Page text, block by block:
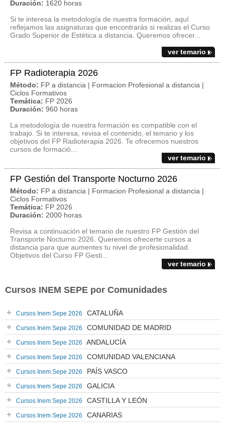
Duración: 1620 horas
Si te interesa la metodología de nuestra formación, aquí
reflejamos las asignaturas que encontrarás si realizas el Curso
Grado Superior de Estética a distancia. Queremos ofrecer...
ver temario
FP Radioterapia 2026
Método: FP a distancia | Formacion Profesional a distancia |
Ciclos Formativos
Temática: FP 2026
Duración: 960 horas
La metodología de nuestra formación es compatible con el
trabajo. Si te interesa, revisa el contenido, el temario y los
objetivos del FP Radioterapia 2026. Te ofrecemos nuestros
cursos de formació...
ver temario
FP Gestión del Transporte Nocturno 2026
Método: FP a distancia | Formacion Profesional a distancia |
Ciclos Formativos
Temática: FP 2026
Duración: 2000 horas
Revisa a continuación el temario de nuestro FP Gestión del
Transporte Nocturno 2026. Queremos ofrecerte cursos a
distancia para que aumentes tu nivel de profesionalidad.
Objetivos del Curso FP Gesti...
ver temario
Cursos INEM SEPE por Comunidades
Cursos Inem Sepe 2026 CATALUÑA
Cursos Inem Sepe 2026 COMUNIDAD DE MADRID
Cursos Inem Sepe 2026 ANDALUCÍA
Cursos Inem Sepe 2026 COMUNIDAD VALENCIANA
Cursos Inem Sepe 2026 PAÍS VASCO
Cursos Inem Sepe 2026 GALICIA
Cursos Inem Sepe 2026 CASTILLA Y LEÓN
Cursos Inem Sepe 2026 CANARIAS